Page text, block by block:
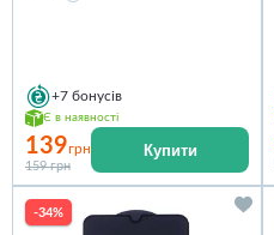
+7 бонусів
Є в наявності
139грн
159 грн
Купити
-34%